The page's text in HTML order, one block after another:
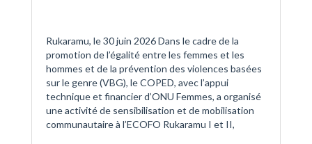
Rukaramu, le 30 juin 2026 Dans le cadre de la
promotion de l’égalité entre les femmes et les
hommes et de la prévention des violences basées
sur le genre (VBG), le COPED, avec l’appui
technique et financier d’ONU Femmes, a organisé
une activité de sensibilisation et de mobilisation
communautaire à l’ECOFO Rukaramu I et II,